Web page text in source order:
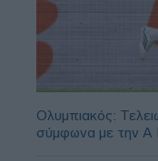
Ολυμπιακός:
σύμφωνα με την A